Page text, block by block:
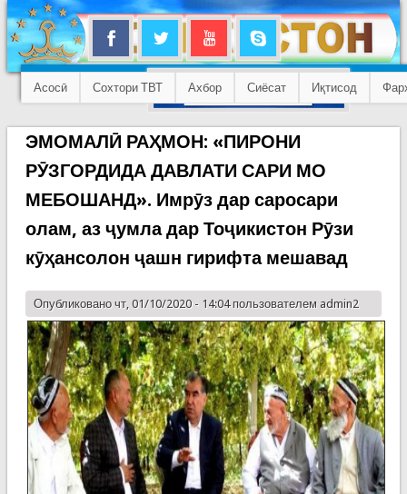
Асосӣ Сохтори ТВТ Ахбор Сиёсат Иқтисод
ЭМОМАЛӢ РАҲМОН: «ПИРОНИ
РӮЗГОРДИДА ДАВЛАТИ САРИ МО
МЕБОШАНД». Имрӯз дар саросари
олам, аз ҷумла дар Тоҷикистон Рӯзи
кӯҳансолон ҷашн гирифта мешавад
Опубликовано чт, 01/10/2020 - 14:04 пользователем admin2